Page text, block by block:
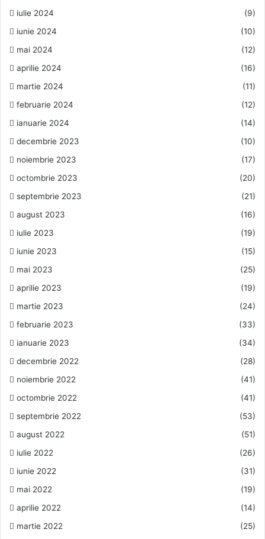
iulie 2024
(9)
iunie 2024
(10)
mai 2024
(12)
aprilie 2024
(16)
martie 2024
(11)
februarie 2024
(12)
ianuarie 2024
(14)
decembrie 2023
(10)
noiembrie 2023
(17)
octombrie 2023
(20)
septembrie 2023
(21)
august 2023
(16)
iulie 2023
(19)
iunie 2023
(15)
mai 2023
(25)
aprilie 2023
(19)
martie 2023
(24)
februarie 2023
(33)
ianuarie 2023
(34)
decembrie 2022
(28)
noiembrie 2022
(41)
octombrie 2022
(41)
septembrie 2022
(53)
august 2022
(51)
iulie 2022
(26)
iunie 2022
(31)
mai 2022
(19)
aprilie 2022
(14)
martie 2022
(25)